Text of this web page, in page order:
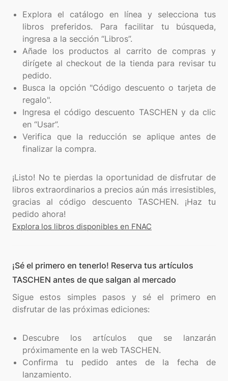
Explora el catálogo en línea y selecciona tus
libros preferidos. Para facilitar tu búsqueda,
ingresa a la sección “Libros”.
Añade los productos al carrito de compras y
dirígete al checkout de la tienda para revisar tu
pedido.
Busca la opción "Código descuento o tarjeta de
regalo".
Ingresa el código descuento TASCHEN y da clic
en “Usar”.
Verifica que la reducción se aplique antes de
finalizar la compra.
¡Listo! No te pierdas la oportunidad de disfrutar de
libros extraordinarios a precios aún más irresistibles,
gracias al código descuento TASCHEN. ¡Haz tu
Explora los libros disponibles en FNAC
¡Sé el primero en tenerlo! Reserva tus artículos
TASCHEN antes de que salgan al mercado
Sigue estos simples pasos y sé el primero en
disfrutar de las próximas ediciones:
Descubre los artículos que se lanzarán
próximamente en la web TASCHEN.
Confirma tu pedido antes de la fecha de
lanzamiento.